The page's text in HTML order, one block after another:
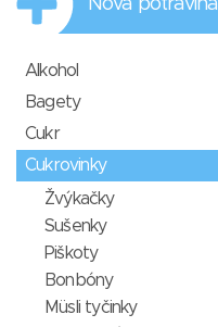
Nová potravina
Alkohol
Bagety
Cukr
Cukrovinky
Žvýkačky
Sušenky
Piškoty
Bonbóny
Müsli tyčinky